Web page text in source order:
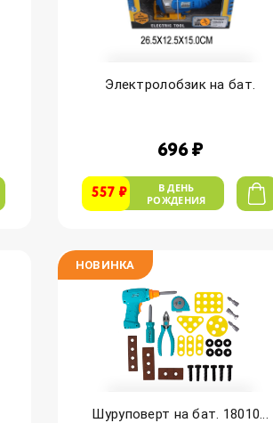
Электролобзик на бат.
696 ₽
557 ₽
В ДЕНЬ
РОЖДЕНИЯ
НОВИНКА
Шуруповерт на бат. 18010...